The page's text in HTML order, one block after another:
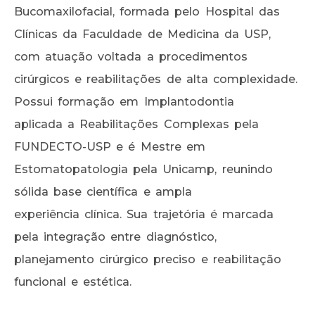
Bucomaxilofacial, formada pelo Hospital das
Clínicas da Faculdade de Medicina da USP,
com atuação voltada a procedimentos
cirúrgicos e reabilitações de alta complexidade.
Possui formação em Implantodontia
aplicada a Reabilitações Complexas pela
FUNDECTO-USP e é Mestre em
Estomatopatologia pela Unicamp, reunindo
sólida base científica e ampla
experiência clínica. Sua trajetória é marcada
pela integração entre diagnóstico,
planejamento cirúrgico preciso e reabilitação
funcional e estética.